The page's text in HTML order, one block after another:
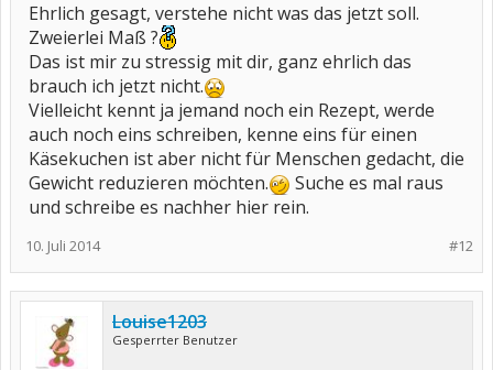
Ehrlich gesagt, verstehe nicht was das jetzt soll.
Zweierlei Maß ?
Das ist mir zu stressig mit dir, ganz ehrlich das
brauch ich jetzt nicht.
Vielleicht kennt ja jemand noch ein Rezept, werde
auch noch eins schreiben, kenne eins für einen
Käsekuchen ist aber nicht für Menschen gedacht, die
Gewicht reduzieren möchten.
Suche es mal raus
und schreibe es nachher hier rein.
#12
10. Juli 2014
Louise1203
Gesperrter Benutzer